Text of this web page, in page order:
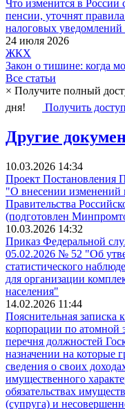
Что изменится в России
пенсии, уточнят
налоговых уведомлений
24 июля 2026
ЖКХ
Закон о тишине: когда
Все статьи
× Получите полный
дня!
Получить доступ
Другие
10.03.2026 14:34
Проект Постановления
"О внесении изменений
Правительства
(подготовлен
10.03.2026 14:32
Приказ Федеральной
05.02.2026 № 52 "Об
статистического
для организации
населения"
14.02.2026 11:44
Пояснительная записка
корпорации по
перечня должностей
назначении на которые
сведения о своих
имущественного
обязательствах
(супруга) и